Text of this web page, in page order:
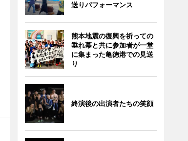
送りパフォーマンス
熊本地震の復興を祈っての
垂れ幕と共に参加者が一堂
に集まった亀徳港での見送
り
終演後の出演者たちの笑顔